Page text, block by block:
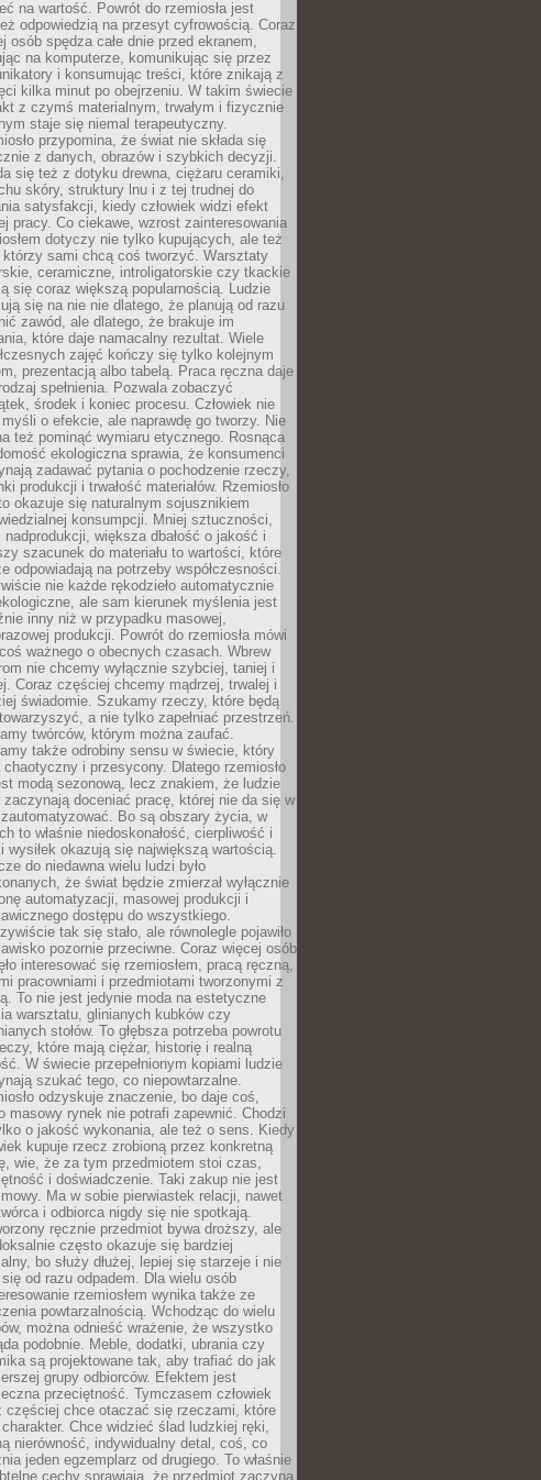
na wartość. Powrót do rzemiosła jest
odpowiedzią na przesyt cyfrowością. Coraz
osób spędza całe dnie przed ekranem,
na komputerze, komunikując się przez
i konsumując treści, które znikają z
kilka minut po obejrzeniu. W takim świecie
z czymś materialnym, trwałym i fizycznie
staje się niemal terapeutyczny.
przypomina, że świat nie składa się
z danych, obrazów i szybkich decyzji.
się też z dotyku drewna, ciężaru ceramiki,
skóry, struktury lnu i z tej trudnej do
satysfakcji, kiedy człowiek widzi efekt
pracy. Co ciekawe, wzrost zainteresowania
dotyczy nie tylko kupujących, ale też
sami chcą coś tworzyć. Warsztaty
ceramiczne, introligatorskie czy tkackie
się coraz większą popularnością. Ludzie
się na nie nie dlatego, że planują od razu
zawód, ale dlatego, że brakuje im
które daje namacalny rezultat. Wiele
zajęć kończy się tylko kolejnym
prezentacją albo tabelą. Praca ręczna daje
spełnienia. Pozwala zobaczyć
środek i koniec procesu. Człowiek nie
o efekcie, ale naprawdę go tworzy. Nie
też pominąć wymiaru etycznego. Rosnąca
ekologiczna sprawia, że konsumenci
zadawać pytania o pochodzenie rzeczy,
produkcji i trwałość materiałów. Rzemiosło
okazuje się naturalnym sojusznikiem
konsumpcji. Mniej sztuczności,
nadprodukcji, większa dbałość o jakość i
szacunek do materiału to wartości, które
odpowiadają na potrzeby współczesności.
nie każde rękodzieło automatycznie
ale sam kierunek myślenia jest
inny niż w przypadku masowej,
produkcji. Powrót do rzemiosła mówi
ważnego o obecnych czasach. Wbrew
nie chcemy wyłącznie szybciej, taniej i
Coraz częściej chcemy mądrzej, trwalej i
świadomie. Szukamy rzeczy, które będą
a nie tylko zapełniać przestrzeń.
twórców, którym można zaufać.
także odrobiny sensu w świecie, który
chaotyczny i przesycony. Dlatego rzemiosło
modą sezonową, lecz znakiem, że ludzie
zaczynają doceniać pracę, której nie da się w
zautomatyzować. Bo są obszary życia, w
to właśnie niedoskonałość, cierpliwość i
wysiłek okazują się największą wartością.
do niedawna wielu ludzi było
że świat będzie zmierzał wyłącznie
automatyzacji, masowej produkcji i
dostępu do wszystkiego.
tak się stało, ale równolegle pojawiło
pozornie przeciwne. Coraz więcej osób
interesować się rzemiosłem, pracą ręczną,
pracowniami i przedmiotami tworzonymi z
To nie jest jedynie moda na estetyczne
warsztatu, glinianych kubków czy
stołów. To głębsza potrzeba powrotu
które mają ciężar, historię i realną
W świecie przepełnionym kopiami ludzie
szukać tego, co niepowtarzalne.
odzyskuje znaczenie, bo daje coś,
masowy rynek nie potrafi zapewnić. Chodzi
o jakość wykonania, ale też o sens. Kiedy
kupuje rzecz zrobioną przez konkretną
wie, że za tym przedmiotem stoi czas,
i doświadczenie. Taki zakup nie jest
Ma w sobie pierwiastek relacji, nawet
i odbiorca nigdy się nie spotkają.
ręcznie przedmiot bywa droższy, ale
często okazuje się bardziej
bo służy dłużej, lepiej się starzeje i nie
od razu odpadem. Dla wielu osób
rzemiosłem wynika także ze
powtarzalnością. Wchodząc do wielu
można odnieść wrażenie, że wszystko
podobnie. Meble, dodatki, ubrania czy
są projektowane tak, aby trafiać do jak
grupy odbiorców. Efektem jest
przeciętność. Tymczasem człowiek
częściej chce otaczać się rzeczami, które
charakter. Chce widzieć ślad ludzkiej ręki,
nierówność, indywidualny detal, coś, co
jeden egzemplarz od drugiego. To właśnie
cechy sprawiają, że przedmiot zaczyna